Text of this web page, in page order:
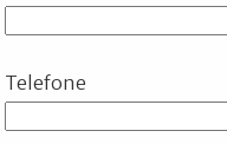
Telefone